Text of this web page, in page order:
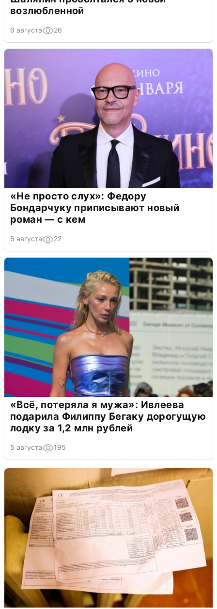
возлюбленной
6 августа 26
«Не просто слух»: Федору
Бондарчуку приписывают новый
роман — с кем
6 августа 22
«Всё, потеряла я мужа»: Ивлеева
подарила Филиппу Бегаку дорогущую
лодку за 1,2 млн рублей
5 августа 195